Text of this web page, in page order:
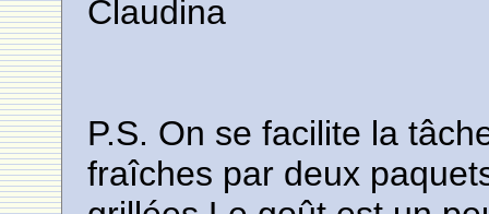
Claudina
P.S. On se facilite la
fraîches par deux